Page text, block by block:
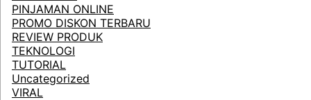
PINJAMAN ONLINE
PROMO DISKON TERBARU
REVIEW PRODUK
TEKNOLOGI
TUTORIAL
Uncategorized
VIRAL